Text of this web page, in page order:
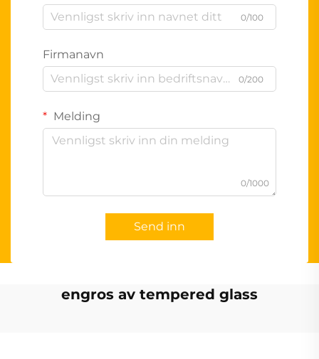
0/100
Firmanavn
0/200
Melding
0/1000
Send inn
engros av tempered glass